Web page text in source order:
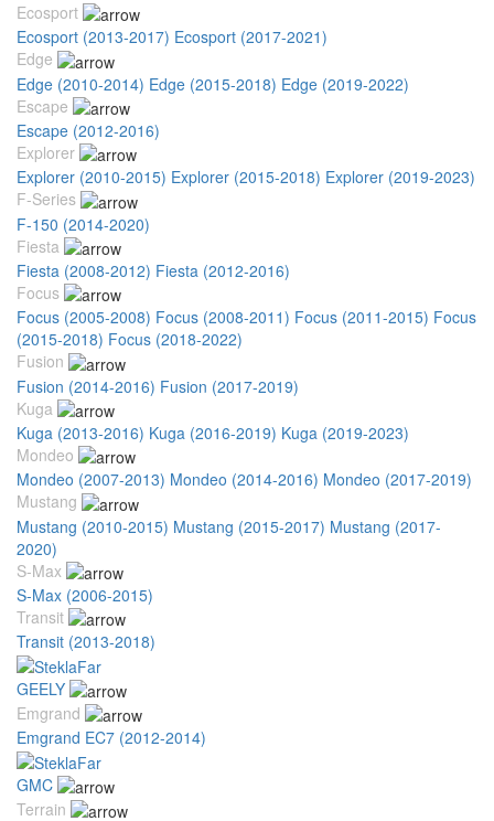
Ecosport
Ecosport (2013-2017) Ecosport (2017-2021)
Edge
Edge (2010-2014) Edge (2015-2018) Edge (2019-2022)
Escape
Escape (2012-2016)
Explorer
Explorer (2010-2015) Explorer (2015-2018) Explorer (2019-2023)
F-Series
F-150 (2014-2020)
Fiesta
Fiesta (2008-2012) Fiesta (2012-2016)
Focus
Focus (2005-2008) Focus (2008-2011) Focus (2011-2015) Focus
(2015-2018) Focus (2018-2022)
Fusion
Fusion (2014-2016) Fusion (2017-2019)
Kuga
Kuga (2013-2016) Kuga (2016-2019) Kuga (2019-2023)
Mondeo
Mondeo (2007-2013) Mondeo (2014-2016) Mondeo (2017-2019)
Mustang
Mustang (2010-2015) Mustang (2015-2017) Mustang (2017-
2020)
S-Max
S-Max (2006-2015)
Transit
Transit (2013-2018)
GEELY
Emgrand
Emgrand EC7 (2012-2014)
GMC
Terrain